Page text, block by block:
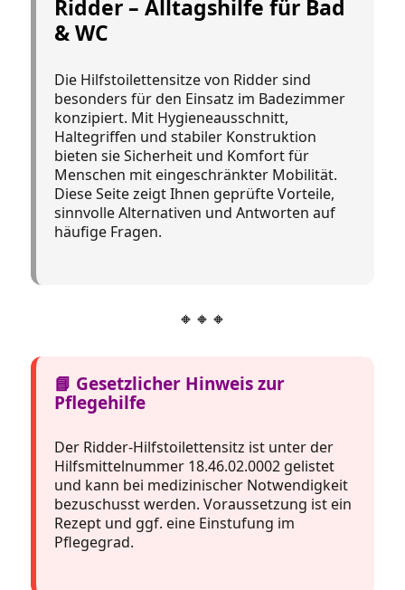
Ridder – Alltagshilfe für Bad
& WC
Die Hilfstoilettensitze von Ridder sind
besonders für den Einsatz im Badezimmer
konzipiert. Mit Hygieneausschnitt,
Haltegriffen und stabiler Konstruktion
bieten sie Sicherheit und Komfort für
Menschen mit eingeschränkter Mobilität.
Diese Seite zeigt Ihnen geprüfte Vorteile,
sinnvolle Alternativen und Antworten auf
häufige Fragen.
🔸🔸🔸
📘 Gesetzlicher Hinweis zur
Pflegehilfe
Der Ridder-Hilfstoilettensitz ist unter der
Hilfsmittelnummer 18.46.02.0002 gelistet
und kann bei medizinischer Notwendigkeit
bezuschusst werden. Voraussetzung ist ein
Rezept und ggf. eine Einstufung im
Pflegegrad.